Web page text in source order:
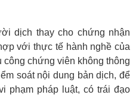
dịch thay cho chứng nhận
với thực tế hành nghề của
chứng viên không thông
soát nội dung bản dịch, để
phạm pháp luật, có trái đạo